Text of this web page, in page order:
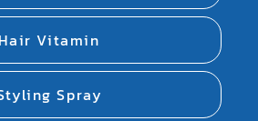
Hair Vitamin
Spray